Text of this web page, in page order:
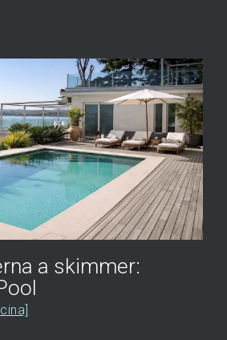
a skimmer: